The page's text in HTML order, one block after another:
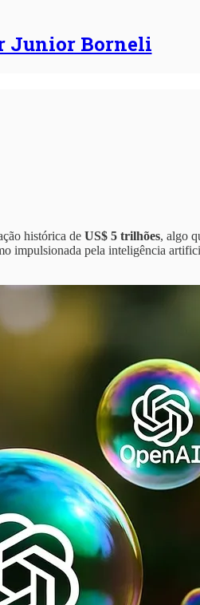
Junior Borneli
histórica de US$ 5 trilhões, algo
impulsionada pela inteligência